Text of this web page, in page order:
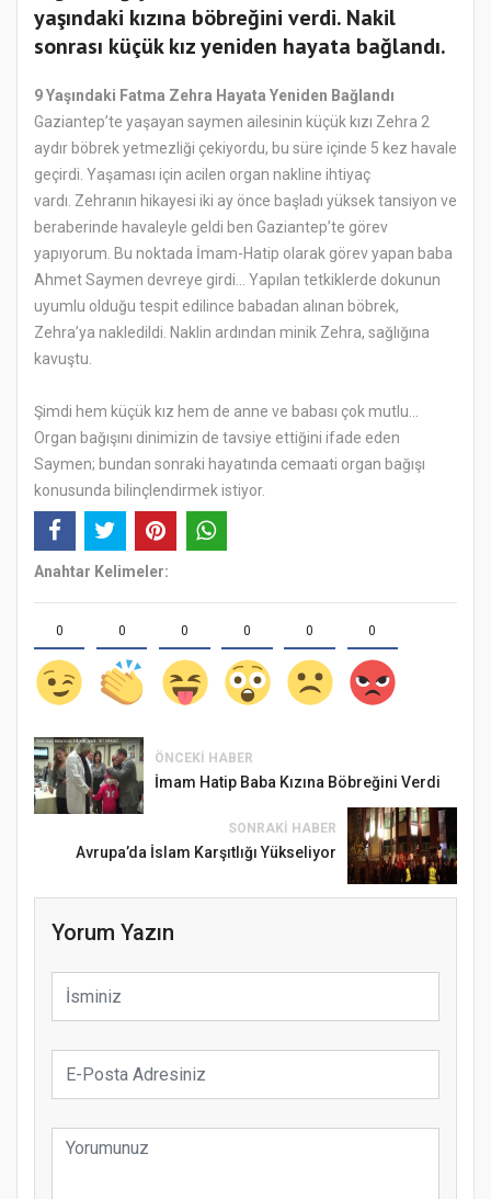
yaşındaki kızına böbreğini verdi. Nakil
sonrası küçük kız yeniden hayata bağlandı.
9 Yaşındaki Fatma Zehra Hayata Yeniden Bağlandı
Gaziantep’te yaşayan saymen ailesinin küçük kızı Zehra 2
aydır böbrek yetmezliği çekiyordu, bu süre içinde 5 kez havale
geçirdi. Yaşaması için acilen organ nakline ihtiyaç
vardı. Zehranın hikayesi iki ay önce başladı yüksek tansiyon ve
beraberinde havaleyle geldi ben Gaziantep’te görev
yapıyorum. Bu noktada İmam-Hatip olarak görev yapan baba
Ahmet Saymen devreye girdi… Yapılan tetkiklerde dokunun
uyumlu olduğu tespit edilince babadan alınan böbrek,
Zehra’ya nakledildi. Naklin ardından minik Zehra, sağlığına
kavuştu.
Şimdi hem küçük kız hem de anne ve babası çok mutlu…
Organ bağışını dinimizin de tavsiye ettiğini ifade eden
Saymen; bundan sonraki hayatında cemaati organ bağışı
konusunda bilinçlendirmek istiyor.
Anahtar Kelimeler:
0 0 0 0 0 0
ÖNCEKI HABER
İmam Hatip Baba Kızına Böbreğini Verdi
SONRAKI HABER
Avrupa’da İslam Karşıtlığı Yükseliyor
Yorum Yazın
Samsun Atakum’da Ayasofya Camii
Etkinliği